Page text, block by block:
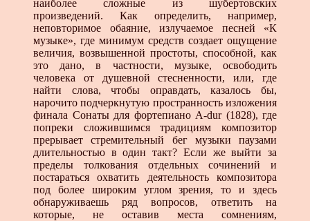
наиболее сложные из шубертовских
произведений. Как определить, например,
неповторимое обаяние, излучаемое песней «К
музыке», где минимум средств создает ощущение
величия, возвышенной простоты, способной, как
это дано, в частности, музыке, освободить
человека от душевной стесненности, или, где
найти слова, чтобы оправдать, казалось бы,
нарочито подчеркнутую пространность изложения
финала Сонаты для фортепиано A-dur (1828), где
попреки сложившимся традициям композитор
прерывает стремительный бег музыки паузами
длительностью в один такт? Если же выйти за
пределы толкования отдельных сочинений и
постараться охватить деятельность композитора
под более широким углом зрения, то и здесь
обнаруживаешь ряд вопросов, ответить на
которые, не оставив места сомнениям,